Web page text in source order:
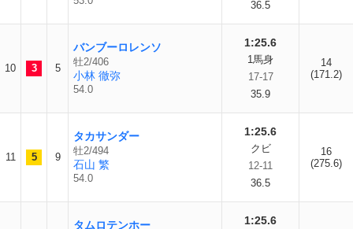
36.5
10 3 5
バンブーロレンソ
牡2/406
小林 徹弥
54.0
1:25.6
1馬身
17-17
35.9
14
(171.2)
11 5 9
タカサンダー
牡2/494
石山 繁
54.0
1:25.6
クビ
12-11
36.5
16
(275.6)
タムロテンホー 1:25.6